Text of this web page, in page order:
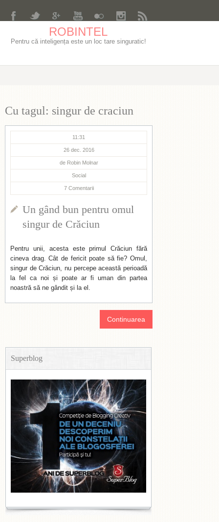
ROBINTEL
Pentru că inteligența este un loc tare singuratic!
Cu tagul: singur de craciun
11:31
26 dec. 2016
de Robin Molnar
Social
7 Comentarii
Un gând bun pentru omul
singur de Crăciun
Pentru unii, acesta este primul Crăciun fără
cineva drag. Cât de fericit poate să fie? Omul,
singur de Crăciun, nu percepe această perioadă
la fel ca noi și poate ar fi uman din partea
noastră să ne gândit și la el.
Continuarea
Superblog